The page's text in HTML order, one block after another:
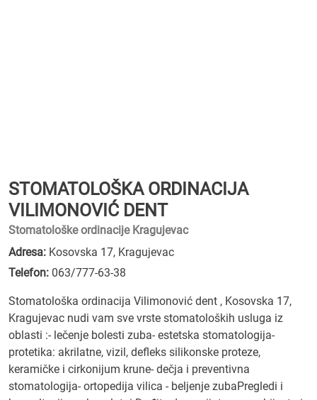
STOMATOLOŠKA ORDINACIJA
VILIMONOVIĆ DENT
Stomatološke ordinacije Kragujevac
Adresa: Kosovska 17, Kragujevac
Telefon: 063/777-63-38
Stomatološka ordinacija Vilimonović dent , Kosovska 17,
Kragujevac nudi vam sve vrste stomatoloških usluga iz
oblasti :- lečenje bolesti zuba- estetska stomatologija-
protetika: akrilatne, vizil, defleks silikonske proteze,
keramičke i cirkonijum krune- dečja i preventivna
stomatologija- ortopedija vilica - beljenje zubaPregledi i